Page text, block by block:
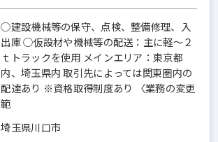
○建設機械等の保守、点検、整備修理、入
出庫 ○仮設材や機械等の配送：主に軽～２
ｔトラックを使用 メインエリア：東京都
内、埼玉県内 取引先によっては関東圏内の
配達あり ※資格取得制度あり 〈業務の変更
範
埼玉県川口市